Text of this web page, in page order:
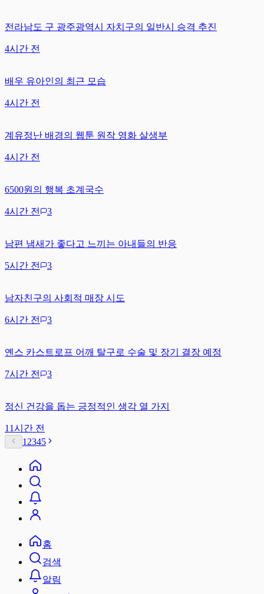
전라남도 구 광주광역시 자치구의 일반시 승격 추진
4시간 전
배우 유아인의 최근 모습
4시간 전
계유정난 배경의 웹툰 원작 영화 살생부
4시간 전
6500원의 행복 초계국수
4시간 전 3
남편 냄새가 좋다고 느끼는 아내들의 반응
5시간 전 3
남자친구의 사회적 매장 시도
6시간 전 3
옌스 카스트로프 어깨 탈구로 수술 및 장기 결장 예정
7시간 전 3
정신 건강을 돕는 긍정적인 생각 열 가지
11시간 전
1 2345
홈
검색
알림